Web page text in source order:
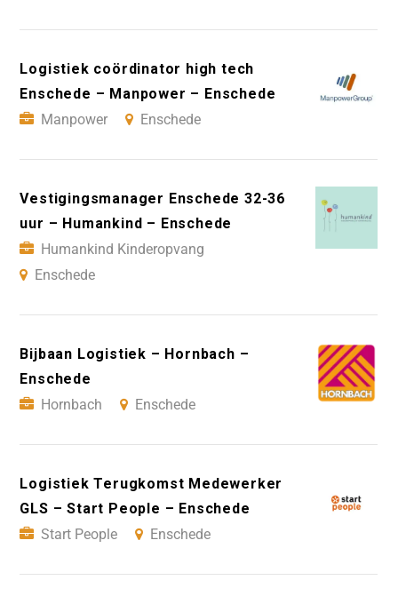
Logistiek coördinator high tech
Enschede – Manpower – Enschede
Manpower
Enschede
Vestigingsmanager Enschede 32-36
uur – Humankind – Enschede
Humankind Kinderopvang
Enschede
Bijbaan Logistiek – Hornbach –
Enschede
Hornbach
Enschede
Logistiek Terugkomst Medewerker
GLS – Start People – Enschede
Start People
Enschede